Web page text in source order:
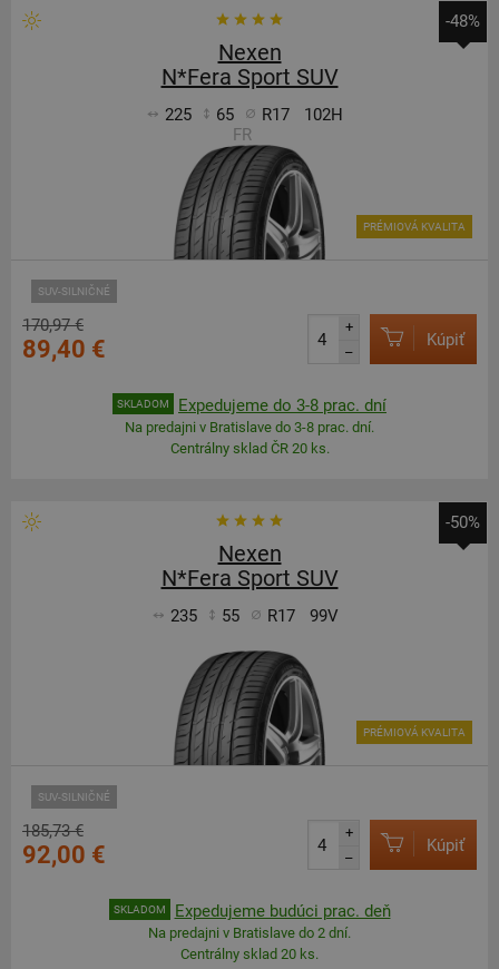
-48%
Nexen
N*Fera Sport SUV
225 65 R17
102H
FR
SUV-SILNIČNÉ
PRÉMIOVÁ KVALITA
170,97 €
89,40 €
+
–
Kúpiť
SKLADOM Expedujeme do 3-8 prac. dní
Na predajni v Bratislave do 3-8 prac. dní.
Centrálny sklad ČR 20 ks.
-50%
Nexen
N*Fera Sport SUV
235 55 R17 99V
SUV-SILNIČNÉ
PRÉMIOVÁ KVALITA
185,73 €
92,00 €
+
–
Kúpiť
SKLADOM Expedujeme budúci prac. deň
Na predajni v Bratislave do 2 dní.
Centrálny sklad 20 ks.